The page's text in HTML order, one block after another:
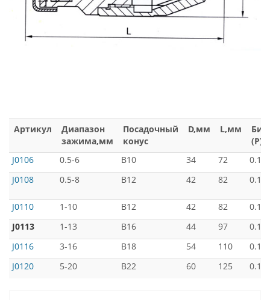
Артикул
Диапазон
зажима,мм
Посадочный
конус
D,мм L,мм
(P)
J0106
0.5-6 B10 34 72
0.12
J0108
0.5-8 B12 42 82 0.12
J0110 1-10 B12 42 82
0.12
J0113
1-13 B16 44 97
0.12
J0116
3-16 B18 54 110
0.14
J0120
5-20 B22 60 125 0.18